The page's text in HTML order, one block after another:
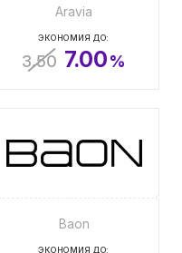
Aravia
ЭКОНОМИЯ ДО:
3.50 7.00%
Baon
ЭКОНОМИЯ ДО: